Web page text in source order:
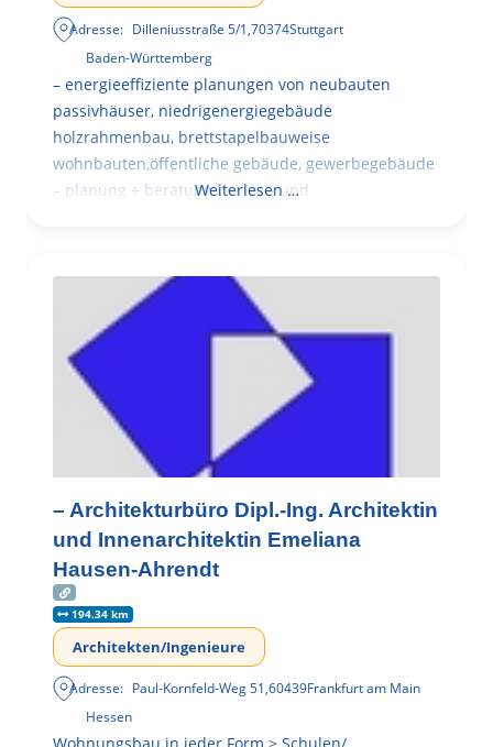
Adresse: Dilleniusstraße 5/1,70374Stuttgart
Baden-Württemberg
– energieeffiziente planungen von neubauten
passivhäuser, niedrigenergiegebäude
holzrahmenbau, brettstapelbauweise
wohnbauten,öffentliche gebäude, gewerbegebäude
– planung + beratung bei an – und
Weiterlesen …
– Architekturbüro Dipl.-Ing. Architektin
und Innenarchitektin Emeliana
Hausen-Ahrendt
194.34 km
Architekten/Ingenieure
Adresse: Paul-Kornfeld-Weg 51,60439Frankfurt am Main
Hessen